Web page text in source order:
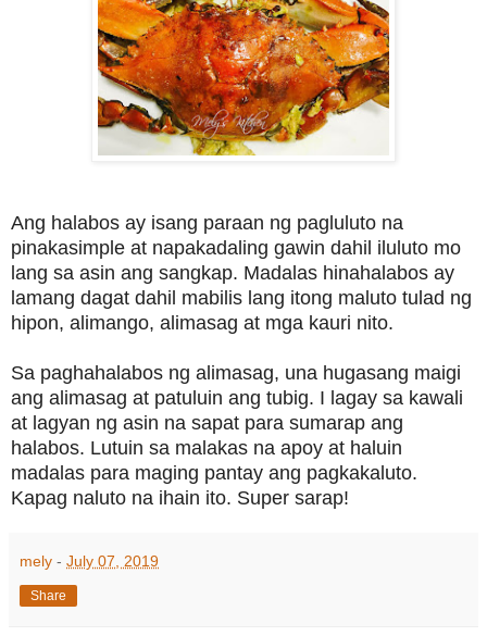
Ang halabos ay isang paraan ng pagluluto na
pinakasimple at napakadaling gawin dahil iluluto mo
lang sa asin ang sangkap. Madalas hinahalabos ay
lamang dagat dahil mabilis lang itong maluto tulad ng
hipon, alimango, alimasag at mga kauri nito.
Sa paghahalabos ng alimasag, una hugasang maigi
ang alimasag at patuluin ang tubig. I lagay sa kawali
at lagyan ng asin na sapat para sumarap ang
halabos. Lutuin sa malakas na apoy at haluin
madalas para maging pantay ang pagkakaluto.
Kapag naluto na ihain ito. Super sarap!
mely - July 07, 2019
Share